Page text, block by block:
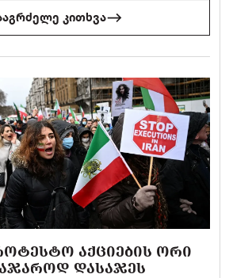
კითხვა
ᲐᲥᲪᲘᲔᲑᲘᲡ ᲝᲠᲘ
ᲓᲐᲡᲐᲯᲔᲡ